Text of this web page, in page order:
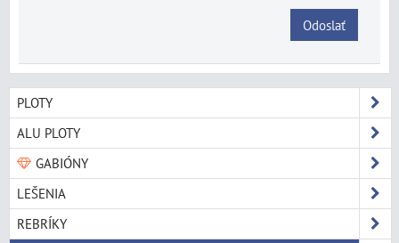
Odoslať
PLOTY
ALU PLOTY
GABIÓNY
LEŠENIA
REBRÍKY